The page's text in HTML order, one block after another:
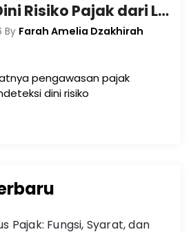
Mendeteksi Dini Risiko Pajak dari Laporan Keuangan di Bekasi
By Farah Amelia Dzakhirah
pengawasan pajak
dini risiko
Pajak: Fungsi, Syarat, dan